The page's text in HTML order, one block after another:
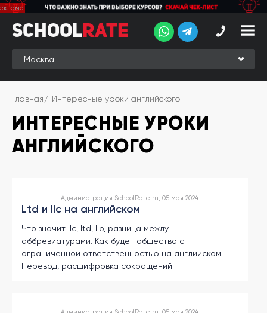
School
Rate
Рейтинг
Online-
рейтинг
Отзывы
студентов
группы
английского
другой
SchoolRate
Главная Интересные уроки английского
ИНТЕРЕСНЫЕ УРОКИ
АНГЛИЙСКОГО
Администрация SchoolRate.ru, 05 мая 2024
Ltd и llc на английском
Что значит llc, ltd, llp, разница между
аббревиатурами. Как будет общество с
ограниченной ответственностью на английском.
Перевод, расшифровка сокращений.